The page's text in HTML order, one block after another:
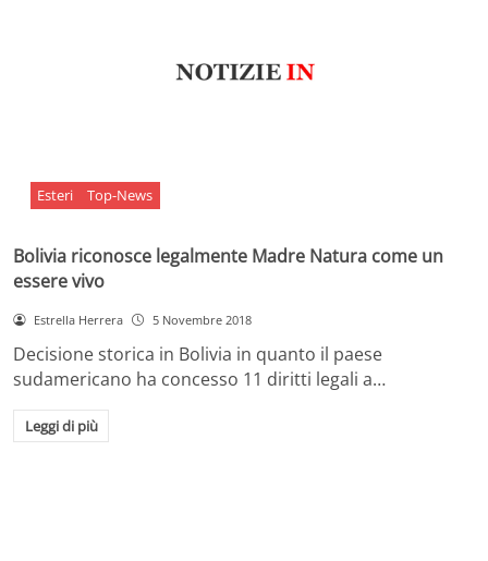
Esteri Top-News
Bolivia riconosce legalmente Madre Natura come un
essere vivo
Estrella Herrera 5 Novembre 2018
Decisione storica in Bolivia in quanto il paese
sudamericano ha concesso 11 diritti legali a…
Leggi di più